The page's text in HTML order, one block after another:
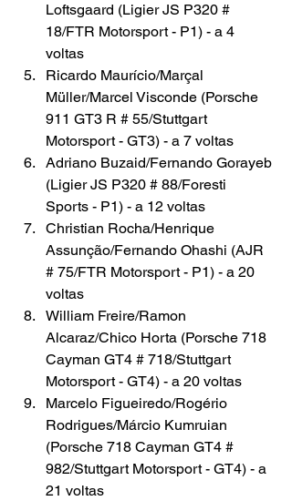
Loftsgaard (Ligier JS P320 #
18/FTR Motorsport - P1) - a 4
voltas
Ricardo Maurício/Marçal
Müller/Marcel Visconde (Porsche
911 GT3 R # 55/Stuttgart
Motorsport - GT3) - a 7 voltas
Adriano Buzaid/Fernando Gorayeb
(Ligier JS P320 # 88/Foresti
Sports - P1) - a 12 voltas
Christian Rocha/Henrique
Assunção/Fernando Ohashi (AJR
# 75/FTR Motorsport - P1) - a 20
voltas
William Freire/Ramon
Alcaraz/Chico Horta (Porsche 718
Cayman GT4 # 718/Stuttgart
Motorsport - GT4) - a 20 voltas
Marcelo Figueiredo/Rogério
Rodrigues/Márcio Kumruian
(Porsche 718 Cayman GT4 #
982/Stuttgart Motorsport - GT4) - a
21 voltas